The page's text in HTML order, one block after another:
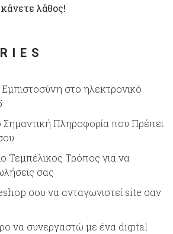
λάθος!
στο ηλεκτρονικό
Σημαντική Πληροφορία που Πρέπει
Τεμπέλικος Τρόπος για να
σας
σου να ανταγωνιστεί site σαν
να συνεργαστώ με ένα digital